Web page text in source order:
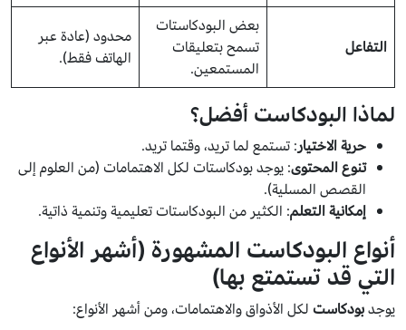
التفاعل
بعض البودكاستات
تسمح بتعليقات
المستمعين.
محدود (عادة عبر
الهاتف فقط).
لماذا البودكاست أفضل؟
حرية الاختيار: تستمع لما تريد، وقتما تريد.
تنوع المحتوى: يوجد بودكاستات لكل الاهتمامات (من العلوم إلى
القصص المسلية).
إمكانية التعلم: الكثير من البودكاستات تعليمية وتنمية ذاتية.
أنواع البودكاست المشهورة (أشهر الأنواع
التي قد تستمتع بها)
يوجدبودكاست لكل الأذواق والاهتمامات، ومن أشهر الأنواع: